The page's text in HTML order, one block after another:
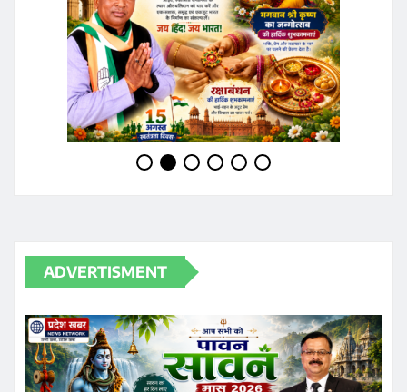
ADVERTISMENT